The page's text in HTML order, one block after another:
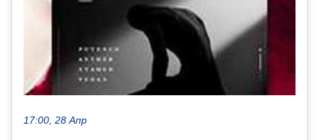
17:00, 28 Апр